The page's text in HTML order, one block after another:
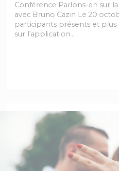
Conférence Parlons-en sur
avec Bruno Cazin Le 20
participants présents et plus
sur l’application…